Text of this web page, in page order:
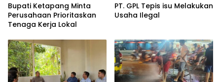
Bupati Ketapang Minta
Perusahaan Prioritaskan
Tenaga Kerja Lokal
PT. GPL Tepis isu Melakukan
Usaha Ilegal